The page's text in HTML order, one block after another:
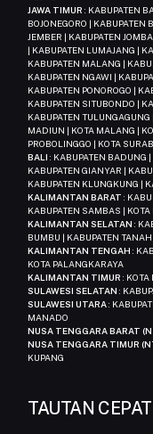
JAWA TIMUR : KABUPATEN
BOJONEGORO | KABUPATEN
JEMBER | KABUPATEN
| KABUPATEN LUMAJANG |
KABUPATEN MALANG |
KABUPATEN NGAWI |
KABUPATEN PONOROGO |
KABUPATEN SITUBONDO |
KABUPATEN
MADIUN | KOTA MALANG |
PROBOLINGGO | KOTA
BALI : KABUPATEN BADUNG
KABUPATEN GIANYAR |
KABUPATEN KLUNGKUNG |
KALIMANTAN BARAT :
KABUPATEN SAMBAS |
KALIMANTAN SELATAN :
BUMBU | KABUPATEN
KALIMANTAN TENGAH :
KOTA PALANGKARAYA
KALIMANTAN TIMUR :
SULAWESI SELATAN :
SULAWESI UTARA:
MANADO
NUSA TENGGARA BARAT
NUSA TENGGARA TIMUR
KUPANG
TAUTAN CEPAT